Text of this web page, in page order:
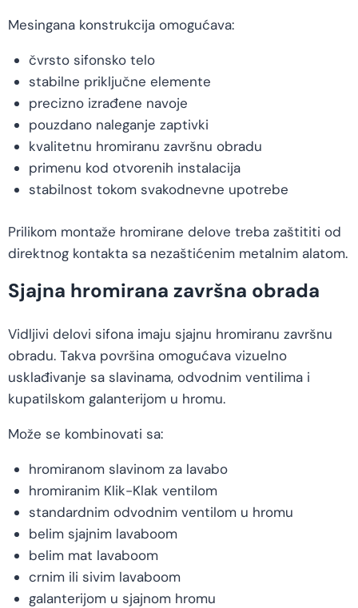
Mesingana konstrukcija omogućava:
čvrsto sifonsko telo
stabilne priključne elemente
precizno izrađene navoje
pouzdano naleganje zaptivki
kvalitetnu hromiranu završnu obradu
primenu kod otvorenih instalacija
stabilnost tokom svakodnevne upotrebe
Prilikom montaže hromirane delove treba zaštititi od
direktnog kontakta sa nezaštićenim metalnim alatom.
Sjajna hromirana završna obrada
Vidljivi delovi sifona imaju sjajnu hromiranu završnu
obradu. Takva površina omogućava vizuelno
usklađivanje sa slavinama, odvodnim ventilima i
kupatilskom galanterijom u hromu.
Može se kombinovati sa:
hromiranom slavinom za lavabo
hromiranim Klik-Klak ventilom
standardnim odvodnim ventilom u hromu
belim sjajnim lavaboom
belim mat lavaboom
crnim ili sivim lavaboom
galanterijom u sjajnom hromu